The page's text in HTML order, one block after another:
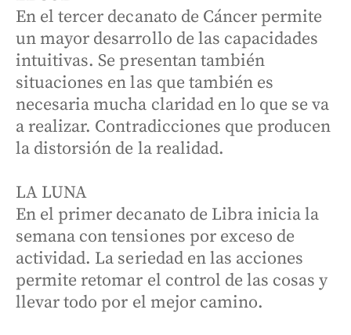
En el tercer decanato de Cáncer permite
un mayor desarrollo de las capacidades
intuitivas. Se presentan también
situaciones en las que también es
necesaria mucha claridad en lo que se va
a realizar. Contradicciones que producen
la distorsión de la realidad.
LA LUNA
En el primer decanato de Libra inicia la
semana con tensiones por exceso de
actividad. La seriedad en las acciones
permite retomar el control de las cosas y
llevar todo por el mejor camino.